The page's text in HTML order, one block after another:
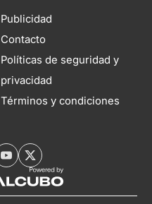
Publicidad
Contacto
Políticas de seguridad y
privacidad
Términos y condiciones